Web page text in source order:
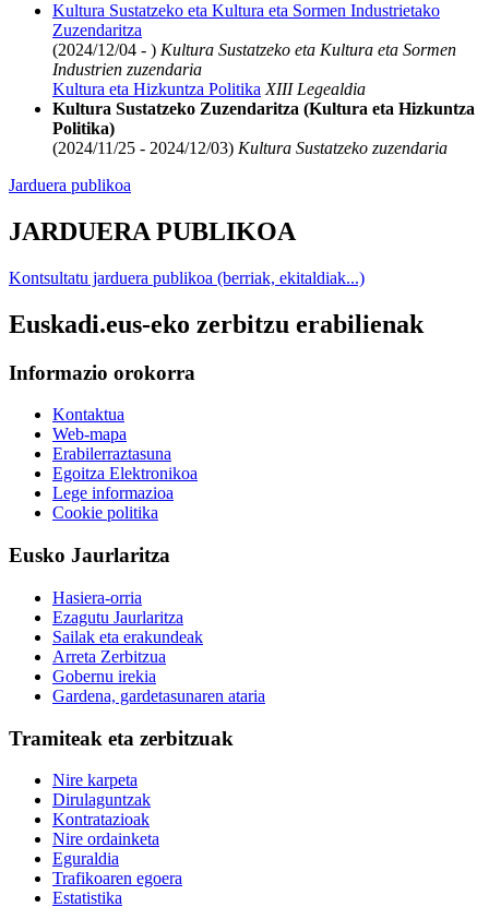
Kultura Sustatzeko eta Kultura eta Sormen Industrietako
Zuzendaritza
(2024/12/04 - ) Kultura Sustatzeko eta Kultura eta Sormen
Industrien zuzendaria
Kultura eta Hizkuntza Politika XIII Legealdia
Kultura Sustatzeko Zuzendaritza (Kultura eta Hizkuntza
Politika)
(2024/11/25 - 2024/12/03) Kultura Sustatzeko zuzendaria
Jarduera publikoa
JARDUERA PUBLIKOA
Kontsultatu jarduera publikoa (berriak, ekitaldiak...)
Euskadi.eus-eko zerbitzu erabilienak
Informazio orokorra
Kontaktua
Web-mapa
Erabilerraztasuna
Egoitza Elektronikoa
Lege informazioa
Cookie politika
Eusko Jaurlaritza
Hasiera-orria
Ezagutu Jaurlaritza
Sailak eta erakundeak
Arreta Zerbitzua
Gobernu irekia
Gardena, gardetasunaren ataria
Tramiteak eta zerbitzuak
Nire karpeta
Dirulaguntzak
Kontratazioak
Nire ordainketa
Eguraldia
Trafikoaren egoera
Estatistika